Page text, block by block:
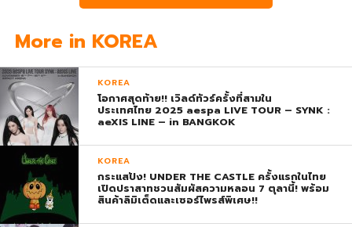
More in KOREA
KOREA
โอกาศสุดท้าย!! เวิลด์ทัวร์ครั้งที่สามใน
ประเทศไทย 2025 aespa LIVE TOUR – SYNK :
aeXIS LINE – in BANGKOK
KOREA
กระแสปัง! UNDER THE CASTLE ครั้งแรกในไทย
เปิดปราสาทชวนสัมผัสความหลอน 7 ตุลานี้! พร้อม
สินค้าลิมิเต็ดและเซอร์ไพรส์พิเศษ!!